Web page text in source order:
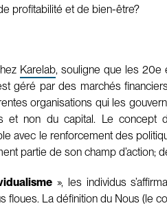
profitabilité et de bien-être?
Karelab, souligne que les 20e
géré par des marchés
organisations qui les
et non du capital. Le concept
avec le renforcement des
partie de son champ
», les individus
floues. La définition du Nous (le